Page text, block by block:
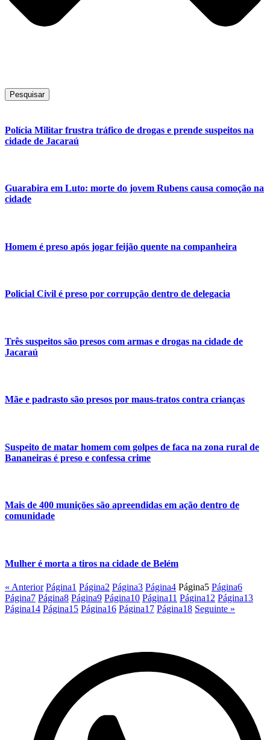
Pesquisar
Polícia Militar frustra tráfico de drogas e prende suspeitos na
cidade de Jacaraú
Guarabira em Luto: morte do jovem Rubens causa comoção na
cidade
Homem é preso após jogar feijão quente na companheira
Policial Civil é preso por corrupção dentro de delegacia
Três suspeitos são presos com armas e drogas na cidade de
Jacaraú
Mãe e padrasto são presos por maus-tratos contra crianças
Suspeito de matar homem com golpes de faca na zona rural de
Bananeiras é preso e confessa crime
Mais de 400 munições são apreendidas em ação dentro de
comunidade
Mulher é morta a tiros na cidade de Belém
« Anterior Página1 Página2 Página3 Página4 Página5 Página6
Página7 Página8 Página9 Página10 Página11 Página12 Página13
Página14 Página15 Página16 Página17 Página18 Seguinte »